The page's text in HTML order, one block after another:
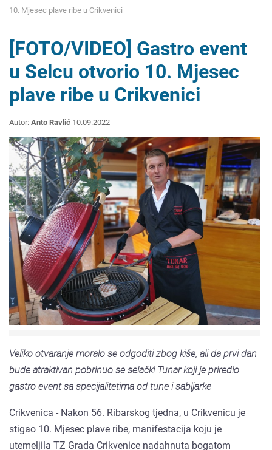
10. Mjesec plave ribe u Crikvenici
[FOTO/VIDEO] Gastro event
u Selcu otvorio 10. Mjesec
plave ribe u Crikvenici
Autor: Anto Ravlić 10.09.2022
Veliko otvaranje moralo se odgoditi zbog kiše, ali da prvi dan
bude atraktivan pobrinuo se selački Tunar koji je priredio
gastro event sa specijalitetima od tune i sabljarke
Crikvenica - Nakon 56. Ribarskog tjedna, u Crikvenicu je
stigao 10. Mjesec plave ribe, manifestacija koju je
utemeljila TZ Grada Crikvenice nadahnuta bogatom